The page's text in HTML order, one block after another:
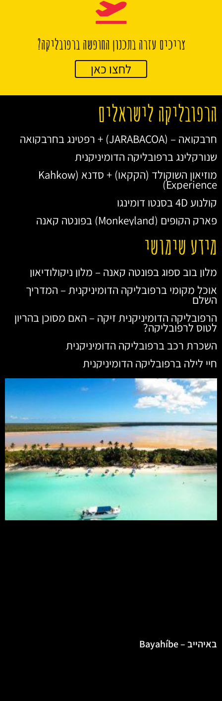
צריכים עזרה בתכנון החופשה ברפובליקה?
לחצו כאן
הרפובליקה לישראלים
חרבקואה – (JARABACOA) + רפטינג בחרבקואה
שנורקלינג ברפובליקה הדומיניקנית
מוזיאון השוקולד (הקקאו) + סדנא (Kahkow
Experience)
קולנוע 4D בסנטו דומינגו
פארק הקופים (Monkeyland) בפונטה קאנה
מידע שימושי
מלון בוב ספוג בפונטה קאנה – מלון ניקולודיאון
אוכל מקומי ברפובליקה הדומיניקנית – המדריך
השלם
הרפובליקה הדומיניקנית זיקה – האם מסוכן בהריון
לטוס לרפובליקה?
השכרת רכב ברפובליקה הדומיניקנית
חיי לילה ברפובליקה הדומיניקנית
באיהייב – Bayahíbe